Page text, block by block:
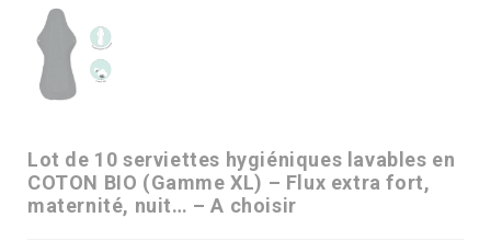
Lot de 10 serviettes hygiéniques lavables en
COTON BIO (Gamme XL) – Flux extra fort,
maternité, nuit… – A choisir